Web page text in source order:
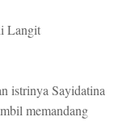
Langit
istrinya Sayidatina
memandang